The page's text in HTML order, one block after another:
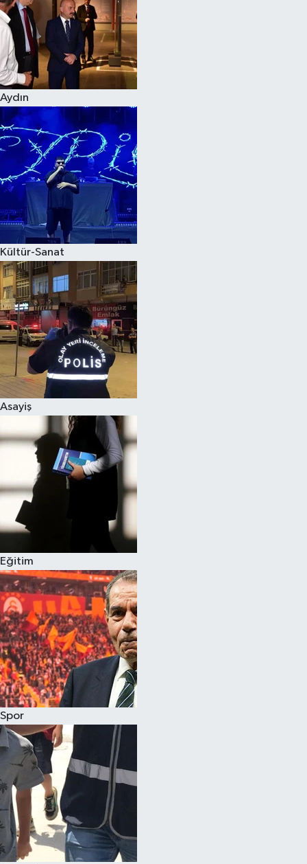
Aydın
Kültür-Sanat
Asayiş
Eğitim
Spor
Magazin